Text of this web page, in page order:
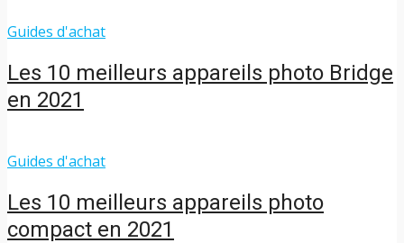
Guides d'achat
Les 10 meilleurs appareils photo Bridge
en 2021
Guides d'achat
Les 10 meilleurs appareils photo
compact en 2021